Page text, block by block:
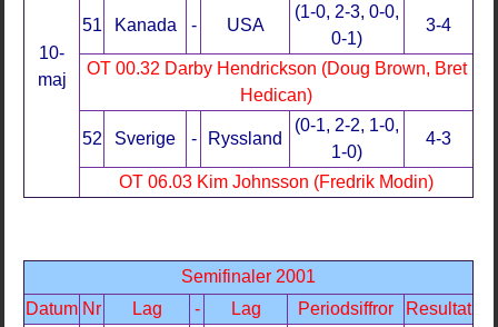
10-
maj
51 Kanada - USA
(1-0, 2-3, 0-0,
0-1)
3-4
OT 00.32 Darby Hendrickson (Doug Brown, Bret
Hedican)
52 Sverige - Ryssland
(0-1, 2-2, 1-0,
1-0)
4-3
OT 06.03 Kim Johnsson (Fredrik Modin)
Semifinaler 2001
Datum Nr Lag - Lag Periodsiffror Resultat